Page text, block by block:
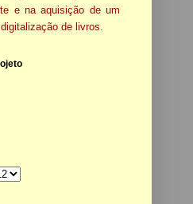
e na aquisição de um
de livros.